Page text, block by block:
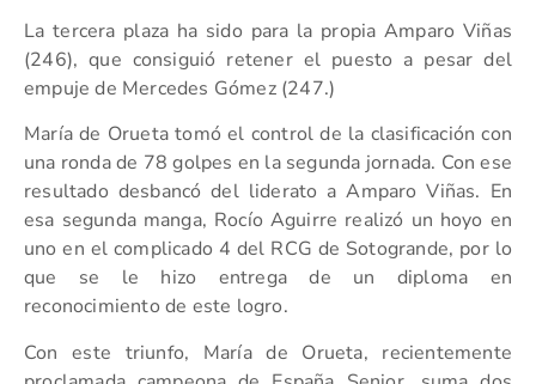
La tercera plaza ha sido para la propia Amparo Viñas
(246), que consiguió retener el puesto a pesar del
empuje de Mercedes Gómez (247.)
María de Orueta tomó el control de la clasificación con
una ronda de 78 golpes en la segunda jornada. Con ese
resultado desbancó del liderato a Amparo Viñas. En
esa segunda manga, Rocío Aguirre realizó un hoyo en
uno en el complicado 4 del RCG de Sotogrande, por lo
que se le hizo entrega de un diploma en
reconocimiento de este logro.
Con este triunfo, María de Orueta, recientemente